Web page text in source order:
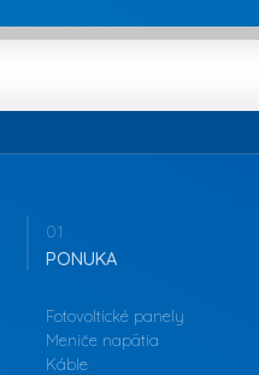
01
PONUKA
Fotovoltické panely
Meniče napätia
Káble